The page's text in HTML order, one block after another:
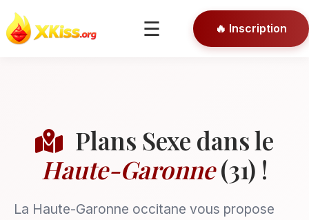
☰
🎯 Conseils
🔒 Connexion
🔥 Inscription
Plans Sexe dans le
Haute-Garonne(31) !
La Haute-Garonne occitane vous propose